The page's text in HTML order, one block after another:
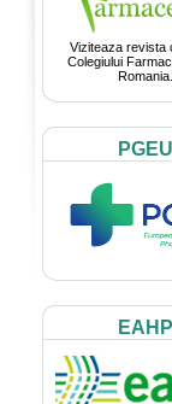
Viziteaza revista
Colegiului
Romania.
PGEU
EAHP